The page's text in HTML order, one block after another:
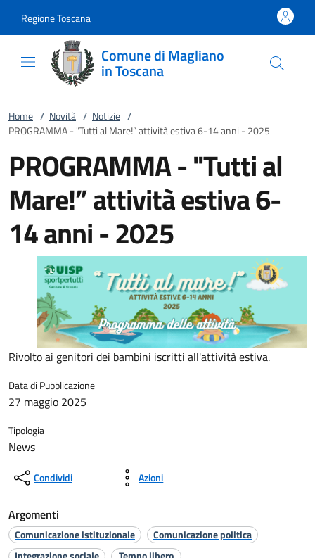
Regione Toscana
Comune di Magliano
in Toscana
Home / Novità / Notizie /
PROGRAMMA - "Tutti al Mare!” attività estiva 6-14 anni - 2025
PROGRAMMA - "Tutti al
Mare!” attività estiva 6-
14 anni - 2025
Rivolto ai genitori dei bambini iscritti all'attività estiva.
Data di Pubblicazione
27 maggio 2025
Tipologia
News
Condividi Azioni
Argomenti
Comunicazione istituzionale
Comunicazione politica